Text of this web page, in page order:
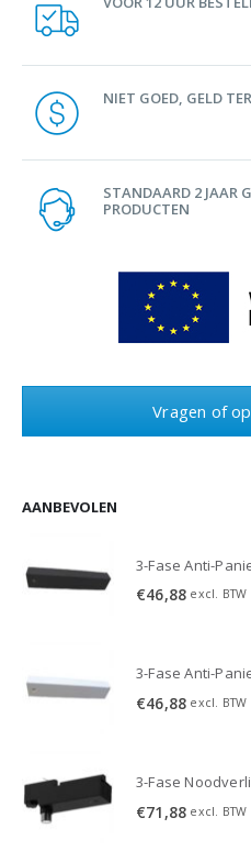
NIET GOED, GELD
STANDAARD 2 JAAR
PRODUCTEN
Vragen of
AANBEVOLEN
€46,88 excl. BTW
€46,88 excl. BTW
3-Fase
€71,88 excl. BTW